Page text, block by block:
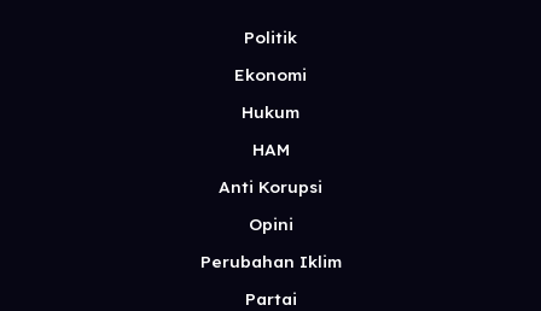
Politik
Ekonomi
Hukum
HAM
Anti Korupsi
Opini
Perubahan Iklim
Partai